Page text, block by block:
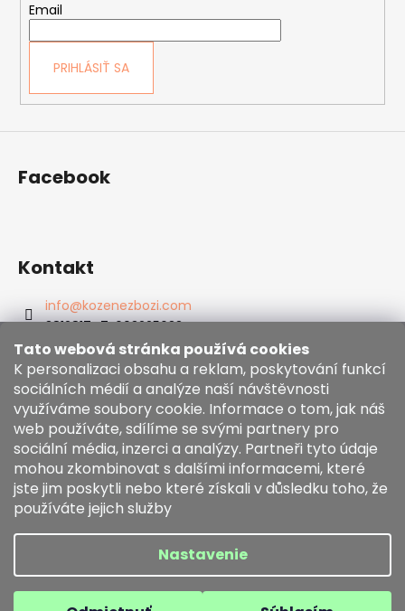
Tato webová stránka používá cookies
K personalizaci obsahu a reklam, poskytování funkcí
sociálních médií a analýze naší návštěvnosti
využíváme soubory cookie. Informace o tom, jak náš
web používáte, sdílíme se svými partnery pro
sociální média, inzerci a analýzy. Partneři tyto údaje
mohou zkombinovat s dalšími informacemi, které
jste jim poskytli nebo které získali v důsledku toho, že
používáte jejich služby
Nastavenie
Email
PRIHLÁSIŤ SA
Facebook
Kontakt
info@kozenezbozi.com
381281747, 603225633
603225633
https://www.facebook.com/kozenezbozi/
Informace pro vás
Obchodní podmínky
Zásady používání souborů cookies
Moja objednávka
Copyright 2026kozenezbozi.com. Všetky práva